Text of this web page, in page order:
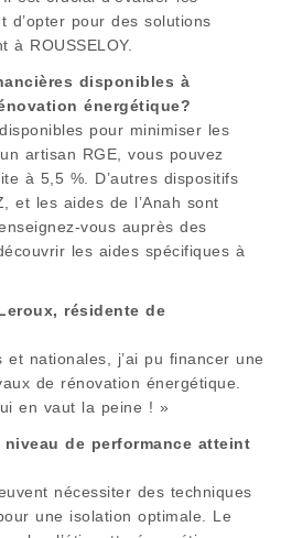
d’opter pour des solutions
à ROUSSELOY.
disponibles à
énergétique?
pour minimiser les
artisan RGE, vous pouvez
à 5,5 %. D’autres dispositifs
et les aides de l’Anah sont
vous auprès des
les aides spécifiques à
résidente de
nationales, j’ai pu financer une
de rénovation énergétique.
en vaut la peine ! »
niveau de performance atteint
nécessiter des techniques
une isolation optimale. Le